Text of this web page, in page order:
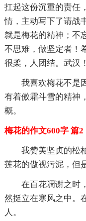
扛起这份沉重的责任
情，主动写下了请战
就是梅花的精神；不
不思难，做坚定者！
很柔，人团结。武汉
我喜欢梅花不是
有着傲霜斗雪的精神
概。
梅花的作文600字 篇2
我赞美坚贞的松
莲花的傲视污泥，但
在百花凋谢之时
然挺立在寒风之中。
人。